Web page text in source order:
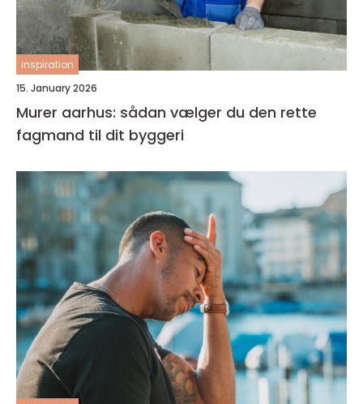
inspiration
15. January 2026
Murer aarhus: sådan vælger du den rette
fagmand til dit byggeri